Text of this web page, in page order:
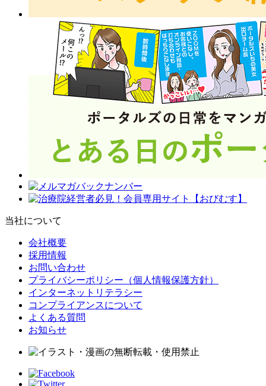
当社について
会社概要
採用情報
お問い合わせ
プライバシーポリシー（個人情報保護方針）
インターネットリテラシー
コンプライアンスについて
よくある質問
お知らせ